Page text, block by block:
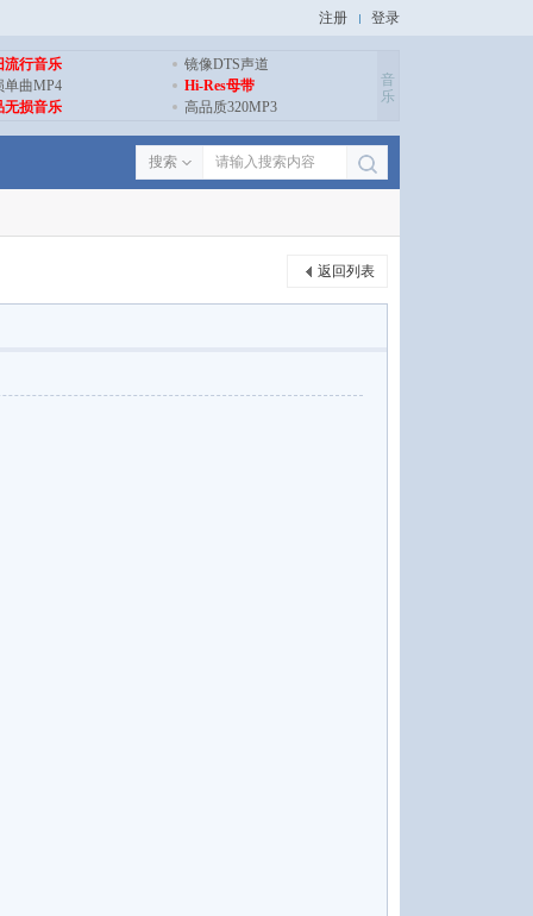
注册 登录
流行音乐
镜像DTS声道
单曲MP4
Hi-Res母带
无损音乐
高品质320MP3
音
乐
搜索
返回列表